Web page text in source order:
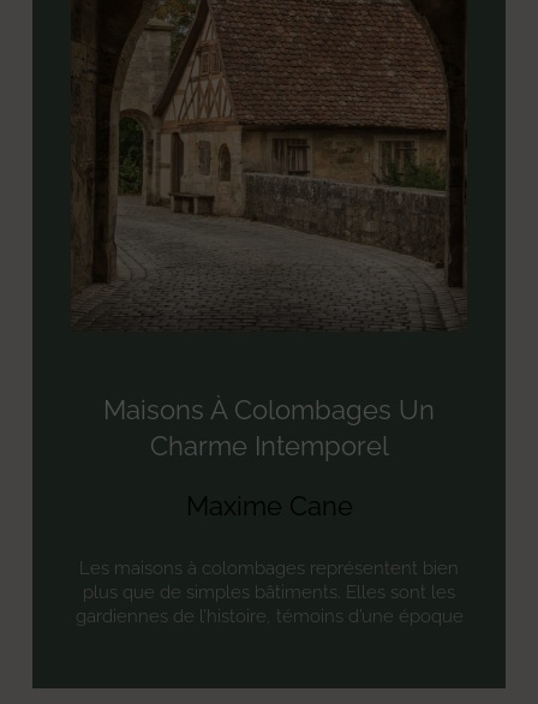
Maisons À Colombages Un
Charme Intemporel
Maxime Cane
Les maisons à colombages représentent bien
plus que de simples bâtiments. Elles sont les
gardiennes de l’histoire, témoins d’une époque